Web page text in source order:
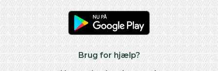
Brug for hjælp?